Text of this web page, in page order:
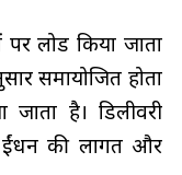
लोड किया जाता
समायोजित होता
है। डिलीवरी
ईंधन की लागत और